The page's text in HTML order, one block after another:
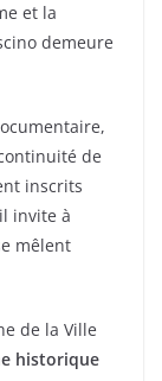
et la
demeure
de
inscrits
invite à
mêlent
de la Ville
historique